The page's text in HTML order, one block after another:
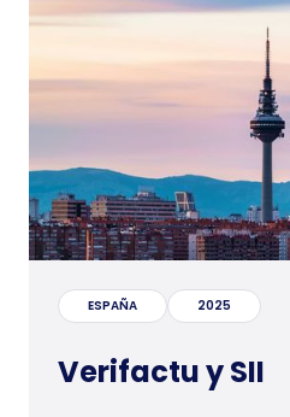
ESPAÑA 2025
Verifactu y SII